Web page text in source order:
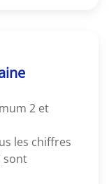
2 et
les chiffres
sont